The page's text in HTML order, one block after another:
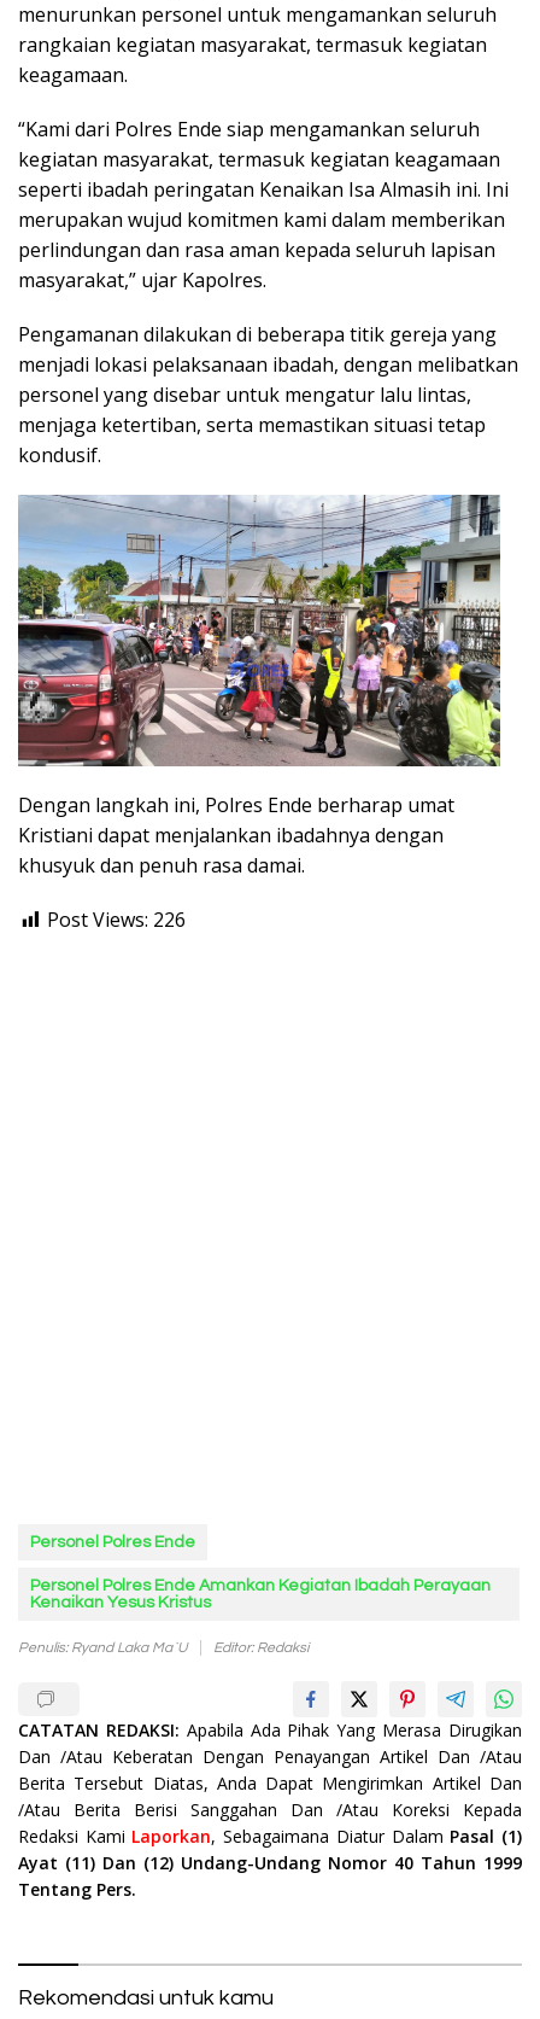
menurunkan personel untuk mengamankan seluruh
rangkaian kegiatan masyarakat, termasuk kegiatan
keagamaan.
“Kami dari Polres Ende siap mengamankan seluruh
kegiatan masyarakat, termasuk kegiatan keagamaan
seperti ibadah peringatan Kenaikan Isa Almasih ini. Ini
merupakan wujud komitmen kami dalam memberikan
perlindungan dan rasa aman kepada seluruh lapisan
masyarakat,” ujar Kapolres.
Pengamanan dilakukan di beberapa titik gereja yang
menjadi lokasi pelaksanaan ibadah, dengan melibatkan
personel yang disebar untuk mengatur lalu lintas,
menjaga ketertiban, serta memastikan situasi tetap
kondusif.
Dengan langkah ini, Polres Ende berharap umat
Kristiani dapat menjalankan ibadahnya dengan
khusyuk dan penuh rasa damai.
Post Views: 226
Personel Polres Ende
Personel Polres Ende Amankan Kegiatan Ibadah Perayaan
Kenaikan Yesus Kristus
Penulis: Ryand Laka Ma`u Editor: Redaksi
CATATAN REDAKSI: Apabila Ada Pihak Yang Merasa Dirugikan
Dan /Atau Keberatan Dengan Penayangan Artikel Dan /Atau
Berita Tersebut Diatas, Anda Dapat Mengirimkan Artikel Dan
/Atau Berita Berisi Sanggahan Dan /Atau Koreksi Kepada
Redaksi Kami Laporkan, Sebagaimana Diatur Dalam Pasal (1)
Ayat (11) Dan (12) Undang-Undang Nomor 40 Tahun 1999
Tentang Pers.
Rekomendasi untuk kamu